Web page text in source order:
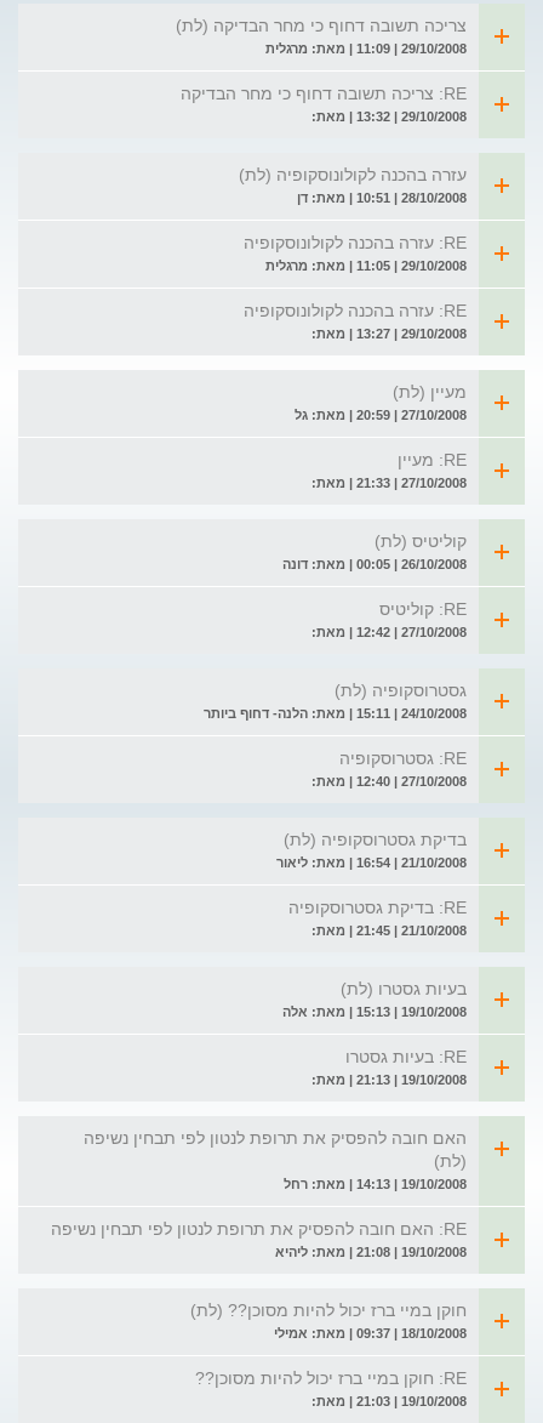
צריכה תשובה דחוף כי מחר הבדיקה (לת)
29/10/2008 | 11:09 | מאת: מרגלית
RE: צריכה תשובה דחוף כי מחר הבדיקה
29/10/2008 | 13:32 | מאת:
עזרה בהכנה לקולונוסקופיה (לת)
28/10/2008 | 10:51 | מאת: דן
RE: עזרה בהכנה לקולונוסקופיה
29/10/2008 | 11:05 | מאת: מרגלית
RE: עזרה בהכנה לקולונוסקופיה
29/10/2008 | 13:27 | מאת:
מעיין (לת)
27/10/2008 | 20:59 | מאת: גל
RE: מעיין
27/10/2008 | 21:33 | מאת:
קוליטיס (לת)
26/10/2008 | 00:05 | מאת: דונה
RE: קוליטיס
27/10/2008 | 12:42 | מאת:
גסטרוסקופיה (לת)
24/10/2008 | 15:11 | מאת: הלנה- דחוף ביותר
RE: גסטרוסקופיה
27/10/2008 | 12:40 | מאת:
בדיקת גסטרוסקופיה (לת)
21/10/2008 | 16:54 | מאת: ליאור
RE: בדיקת גסטרוסקופיה
21/10/2008 | 21:45 | מאת:
בעיות גסטרו (לת)
19/10/2008 | 15:13 | מאת: אלה
RE: בעיות גסטרו
19/10/2008 | 21:13 | מאת:
האם חובה להפסיק את תרופת לנטון לפי תבחין נשיפה
(לת)
19/10/2008 | 14:13 | מאת: רחל
RE: האם חובה להפסיק את תרופת לנטון לפי תבחין נשיפה
19/10/2008 | 21:08 | מאת: ליהיא
חוקן במיי ברז יכול להיות מסוכן?? (לת)
18/10/2008 | 09:37 | מאת: אמילי
RE: חוקן במיי ברז יכול להיות מסוכן??
19/10/2008 | 21:03 | מאת: